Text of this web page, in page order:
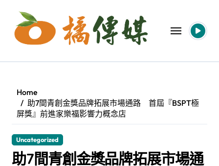
content
Home
助7間青創金獎品牌拓展市場通路 首屆『BSPT極
屏獎』前進家樂福影響力概念店
Uncategorized
助7間青創金獎品牌拓展市場通